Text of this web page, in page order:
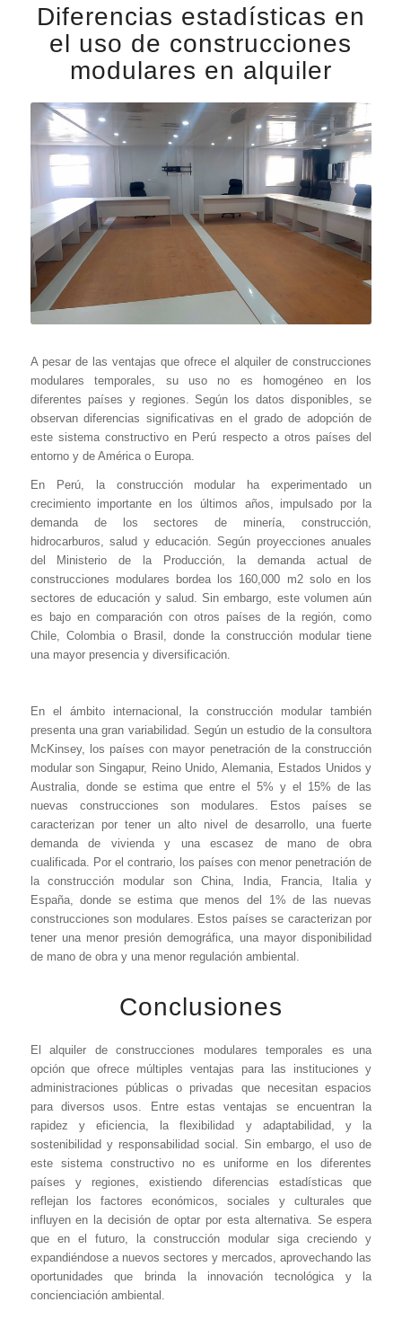
Diferencias estadísticas en
el uso de construcciones
modulares en alquiler
A pesar de las ventajas que ofrece el alquiler de construcciones
modulares temporales, su uso no es homogéneo en los
diferentes países y regiones. Según los datos disponibles, se
observan diferencias significativas en el grado de adopción de
este sistema constructivo en Perú respecto a otros países del
entorno y de América o Europa.
En Perú, la construcción modular ha experimentado un
crecimiento importante en los últimos años, impulsado por la
demanda de los sectores de minería, construcción,
hidrocarburos, salud y educación. Según proyecciones anuales
del Ministerio de la Producción, la demanda actual de
construcciones modulares bordea los 160,000 m2 solo en los
sectores de educación y salud. Sin embargo, este volumen aún
es bajo en comparación con otros países de la región, como
Chile, Colombia o Brasil, donde la construcción modular tiene
una mayor presencia y diversificación.
En el ámbito internacional, la construcción modular también
presenta una gran variabilidad. Según un estudio de la consultora
McKinsey, los países con mayor penetración de la construcción
modular son Singapur, Reino Unido, Alemania, Estados Unidos y
Australia, donde se estima que entre el 5% y el 15% de las
nuevas construcciones son modulares. Estos países se
caracterizan por tener un alto nivel de desarrollo, una fuerte
demanda de vivienda y una escasez de mano de obra
cualificada. Por el contrario, los países con menor penetración de
la construcción modular son China, India, Francia, Italia y
España, donde se estima que menos del 1% de las nuevas
construcciones son modulares. Estos países se caracterizan por
tener una menor presión demográfica, una mayor disponibilidad
de mano de obra y una menor regulación ambiental.
Conclusiones
El alquiler de construcciones modulares temporales es una
opción que ofrece múltiples ventajas para las instituciones y
administraciones públicas o privadas que necesitan espacios
para diversos usos. Entre estas ventajas se encuentran la
rapidez y eficiencia, la flexibilidad y adaptabilidad, y la
sostenibilidad y responsabilidad social. Sin embargo, el uso de
este sistema constructivo no es uniforme en los diferentes
países y regiones, existiendo diferencias estadísticas que
reflejan los factores económicos, sociales y culturales que
influyen en la decisión de optar por esta alternativa. Se espera
que en el futuro, la construcción modular siga creciendo y
expandiéndose a nuevos sectores y mercados, aprovechando las
oportunidades que brinda la innovación tecnológica y la
concienciación ambiental.